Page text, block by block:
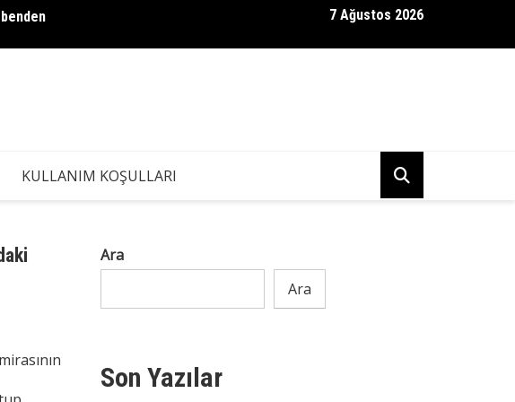
Dul Babam Kendisinden 36 Yaş Küçük Bir Kadınla Evlendi —
7 Ağustos 2026
KULLANIM KOŞULLARI
Ara
Ara
Son Yazılar